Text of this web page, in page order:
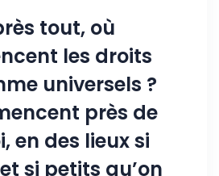
tout, où
les droits
universels ?
près de
en des lieux si
si petits qu’on